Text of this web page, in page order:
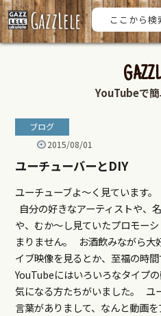
YouTubeで
ブログ
2015/08/01
ユーチューバーとDIY
ユーチューブよ～く見ています。
自分の好きなアーティストや、
や、むか～し見ていたプロモー
まりません。 お酒飲みながら大
イブ映像を見るとか、至福の時
YouTubeにはいろいろなタイプ
気になる方たちがいました。 ユ
言葉がありまして、なんと動画